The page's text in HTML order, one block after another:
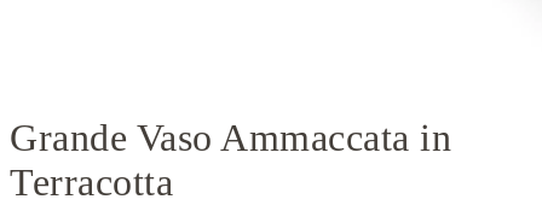
Grande Vaso Ammaccata in
Terracotta